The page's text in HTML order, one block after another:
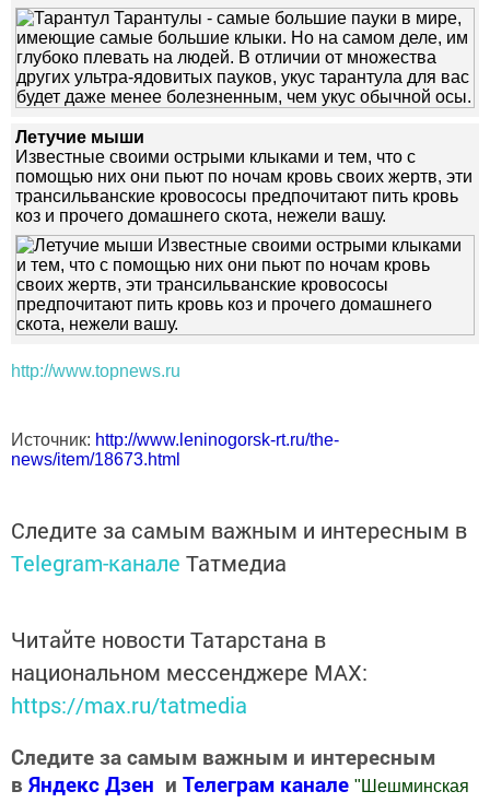
Летучие мыши
Известные своими острыми клыками и тем, что с
помощью них они пьют по ночам кровь своих жертв, эти
трансильванские кровососы предпочитают пить кровь
коз и прочего домашнего скота, нежели вашу.
http://www.topnews.ru
Источник: http://www.leninogorsk-rt.ru/the-
news/item/18673.html
Следите за самым важным и интересным в
Telegram-канале Татмедиа
Читайте новости Татарстана в
национальном мессенджере MАХ:
https://max.ru/tatmedia
Следите за самым важным и интересным
в Яндекс Дзен и Телеграм канале "Шешминская